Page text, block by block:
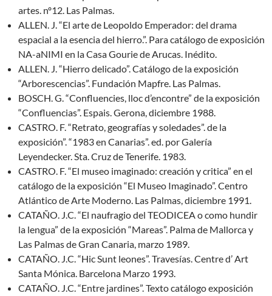
artes. nº12. Las Palmas.
ALLEN. J. “El arte de Leopoldo Emperador: del drama
espacial a la esencia del hierro.”. Para catálogo de exposición
NA-aNIMI en la Casa Gourie de Arucas. Inédito.
ALLEN. J. “Hierro delicado”. Catálogo de la exposición
“Arborescencias”. Fundación Mapfre. Las Palmas.
BOSCH. G. “Confluencies, lloc d’encontre” de la exposición
“Confluencias”. Espais. Gerona, diciembre 1988.
CASTRO. F. “Retrato, geografías y soledades”. de la
exposición”. “1983 en Canarias”. ed. por Galería
Leyendecker. Sta. Cruz de Tenerife. 1983.
CASTRO. F. “El museo imaginado: creación y critica” en el
catálogo de la exposición “El Museo Imaginado”. Centro
Atlántico de Arte Moderno. Las Palmas, diciembre 1991.
CATAÑO. J.C. “El naufragio del TEODICEA o como hundir
la lengua” de la exposición “Mareas”. Palma de Mallorca y
Las Palmas de Gran Canaria, marzo 1989.
CATAÑO. J.C. “Hic Sunt leones”. Travesías. Centre d’ Art
Santa Mónica. Barcelona Marzo 1993.
CATAÑO. J.C. “Entre jardines”. Texto catálogo exposición